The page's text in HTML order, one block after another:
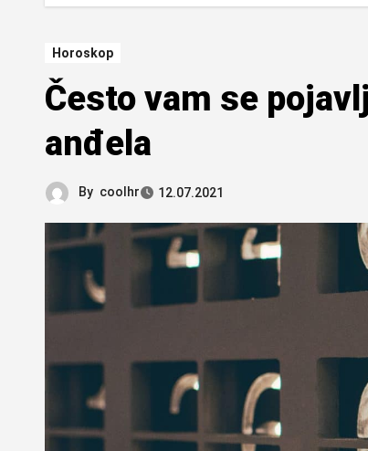
Horoskop
Često vam se
anđela
By coolhr 12.07.2021